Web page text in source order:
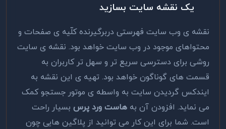
یک نقشه سایت بسازید
نقشه ی وب سایت فهرستی دربرگیرنده کلّیه ی صفحات و
محتواهای موجود در وب سایت خواهد بود. نقشه ی سایت
روشی برای دسترسی سریع تر و سهل تر کاربران به
قسمت های گوناگون خواهد بود. تهیه ی این نقشه به
ایندکس گردیدن سایت به واسطه ی موتور جستجو کمک
می نماید. افزودن آن به هاست ورد پرس بسیار راحت
است. شما برای این کار می توانید از پلاگین هایی چون